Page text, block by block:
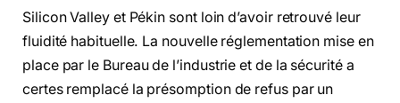
Silicon Valley et Pékin sont loin d’avoir retrouvé leur
fluidité habituelle. La nouvelle réglementation mise en
place par le Bureau de l’industrie et de la sécurité a
certes remplacé la présomption de refus par un